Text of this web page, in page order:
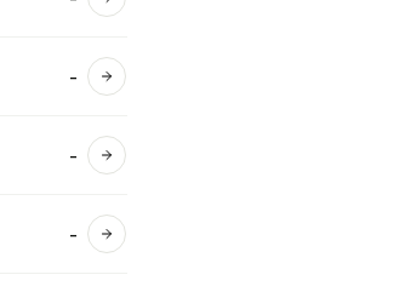
Ver detalles
- Ver detalles
- Ver detalles
- Ver detalles